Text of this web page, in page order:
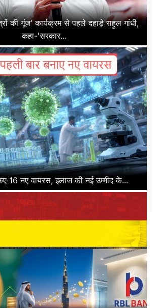
की गूंज' कार्यक्रम से पहले दहाड़े राहुल गांधी,
कहा-'सरकार...
16 नए वायरस, इलाज की नई उम्मीद के...